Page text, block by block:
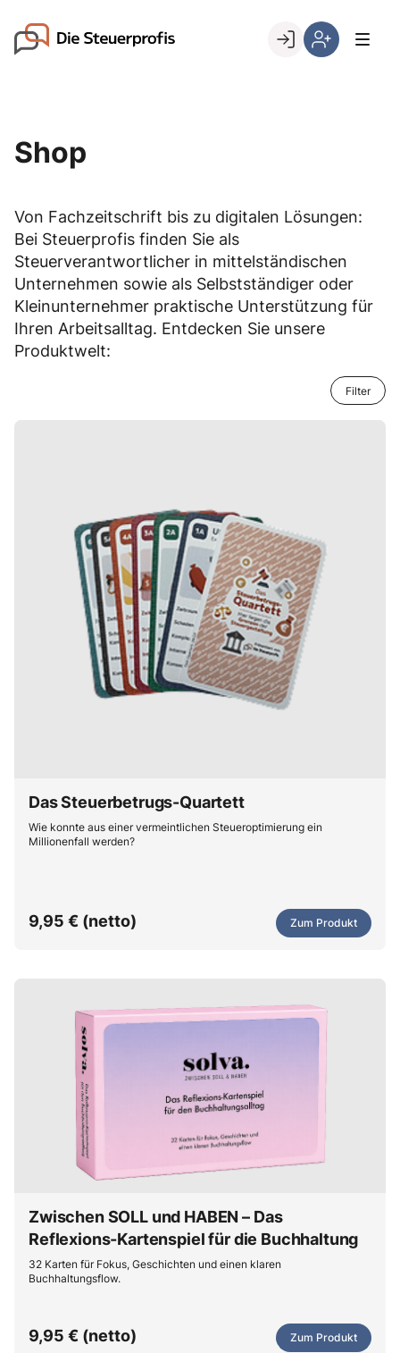
content
Go to landing page.
bereits
sind
Shop
Von Fachzeitschrift bis zu digitalen Lösungen:
Bei Steuerprofis finden Sie als
Steuerverantwortlicher in mittelständischen
Unternehmen sowie als Selbstständiger oder
Kleinunternehmer praktische Unterstützung für
Ihren Arbeitsalltag. Entdecken Sie unsere
Produktwelt:
Filter
Das Steuerbetrugs-Quartett
Wie konnte aus einer vermeintlichen Steueroptimierung ein
Millionenfall werden?
9,95 € (netto) Zum Produkt
Zwischen SOLL und HABEN – Das
Reflexions-Kartenspiel für die Buchhaltung
32 Karten für Fokus, Geschichten und einen klaren
Buchhaltungsflow.
9,95 € (netto) Zum Produkt